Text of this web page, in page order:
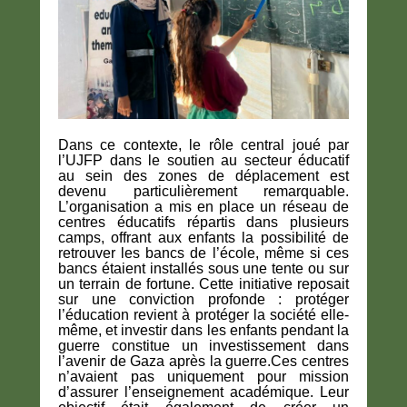
Dans ce contexte, le rôle central joué par
l’UJFP dans le soutien au secteur éducatif
au sein des zones de déplacement est
devenu particulièrement remarquable.
L’organisation a mis en place un réseau de
centres éducatifs répartis dans plusieurs
camps, offrant aux enfants la possibilité de
retrouver les bancs de l’école, même si ces
bancs étaient installés sous une tente ou sur
un terrain de fortune. Cette initiative reposait
sur une conviction profonde : protéger
l’éducation revient à protéger la société elle-
même, et investir dans les enfants pendant la
guerre constitue un investissement dans
l’avenir de Gaza après la guerre.Ces centres
n’avaient pas uniquement pour mission
d’assurer l’enseignement académique. Leur